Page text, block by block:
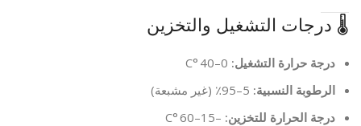
🌡️ درجات التشغيل والتخزين
درجة حرارة التشغيل:
الرطوبة النسبية:
درجة الحرارة للتخزين: –15–60 °C